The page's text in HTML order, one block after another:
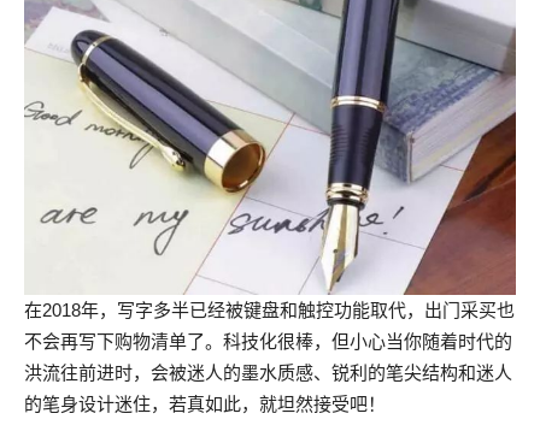
在2018年，写字多半已经被键盘和触控功能取代，出门采买也
不会再写下购物清单了。科技化很棒，但小心当你随着时代的
洪流往前进时，会被迷人的墨水质感、锐利的笔尖结构和迷人
的笔身设计迷住，若真如此，就坦然接受吧！